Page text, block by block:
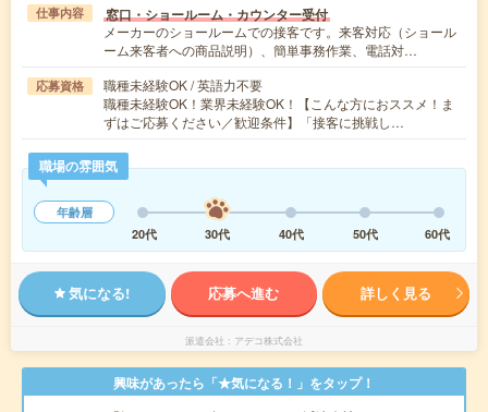
仕事内容 窓口・ショールーム・カウンター受付
メーカーのショールームでの接客です。来客対応（ショール
ーム来客者への商品説明）、簡単事務作業、電話対…
応募資格
職種未経験OK / 英語力不要
職種未経験OK！業界未経験OK！【こんな方におススメ！ま
ずはご応募ください／歓迎条件】「接客に挑戦し…
職場の雰囲気
年齢層
20代
30代 40代 50代 60代
気になる! 応募へ進む 詳しく見る
派遣会社 アデコ株式会社
興味があったら「★気になる！」をタップ！